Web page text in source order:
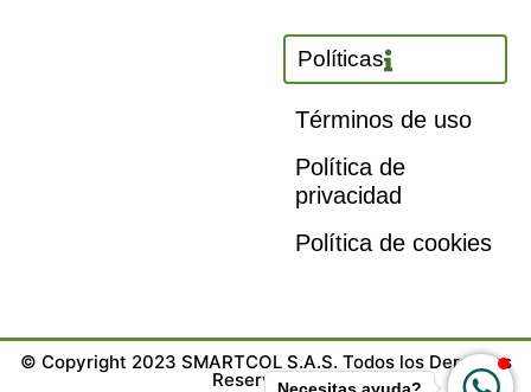
Políticas
Términos de uso
Política de
privacidad
Política de cookies
© Copyright 2023 SMARTCOL S.A.S. Todos los Derechos
Reservados.